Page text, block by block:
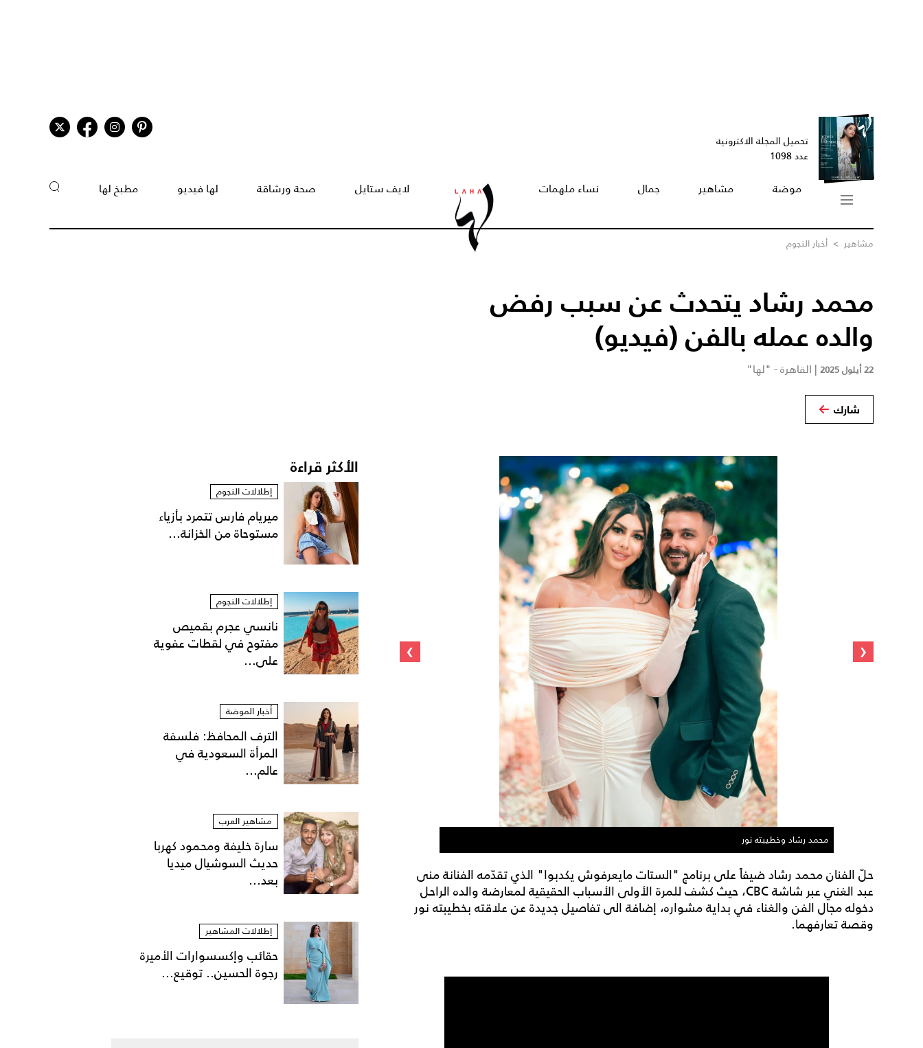
تحميل المجلة الاكترونية
عدد 1098
موضة مشاهير جمال نساء ملهمات لايف ستايل صحة ورشاقة لها فيديو مطبخ لها
مشاهير > أخبار النجوم
محمد رشاد يتحدث عن سبب رفض
والده عمله بالفن (فيديو)
22 أيلول 2025 | القاهرة - "لها"
شارك
محمد رشاد وخطيبته نور محمد رشاد وخطيبته نور
‹
›
حلّ الفنان محمد رشاد ضيفاً على برنامج "الستات مايعرفوش يكدبوا" الذي تقدّمه الفنانة منى
عبد الغني عبر شاشة CBC، حيث كشف للمرة الأولى الأسباب الحقيقية لمعارضة والده الراحل
دخوله مجال الفن والغناء في بداية مشواره، إضافة الى تفاصيل جديدة عن علاقته بخطيبته نور
وقصة تعارفهما.
الأكثر قراءة
إطلالات النجوم
ميريام فارس تتمرد بأزياء
مستوحاة من الخزانة...
إطلالات النجوم
نانسي عجرم بقميص
مفتوح في لقطات عفوية
على...
أخبار الموضة
الترف المحافظ: فلسفة
المرأة السعودية في
عالم...
مشاهير العرب
سارة خليفة ومحمود كهربا
حديث السوشيال ميديا
بعد...
إطلالات المشاهير
حقائب وإكسسوارات الأميرة
رجوة الحسين.. توقيع...